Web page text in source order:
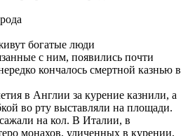
богатые люди
с ним, появились почти
кончалось смертной казнью в
странах.
Англии за курение казнили, а
во рту выставляли на площади.
на кол. В Италии, в
монахов, уличенных в курении,